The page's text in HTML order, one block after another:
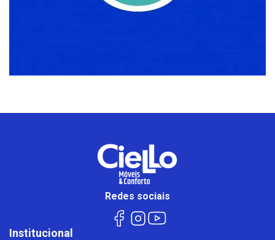
Redes sociais
Institucional